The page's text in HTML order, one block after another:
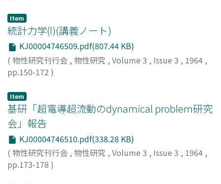
Item
統計力学(I)(講義ノート)
KJ00004746509.pdf(807.44 KB)
( 物性研究刊行会 , 物性研究 , Volume 3 , Issue 3 , 1964 ,
pp.150-172 )
Item
基研「超電導超流動のdynamical problem研究
会」報告
KJ00004746510.pdf(338.28 KB)
( 物性研究刊行会 , 物性研究 , Volume 3 , Issue 3 , 1964 ,
pp.173-178 )